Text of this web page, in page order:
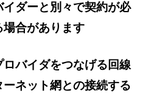
ダーと別々で契約が必
合があります
ロバイダをつなげる回線
ーネット網との接続する